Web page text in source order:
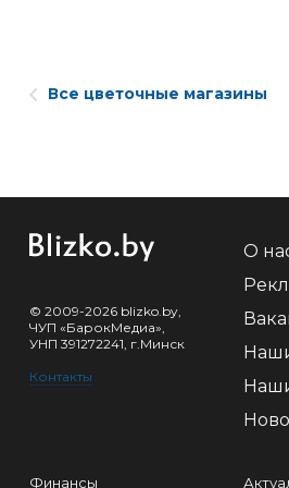
Все цветочные магазины
© 2009-2026 blizko.by,
ЧУП «БарокМедиа»,
УНП 391272241, г.Минск
Контакты
О
Финансы